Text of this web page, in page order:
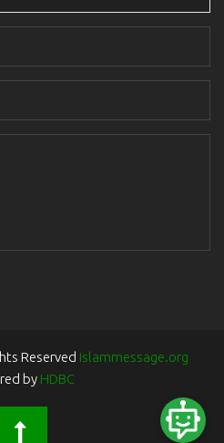
Reserved islammessage.org
by HDBC